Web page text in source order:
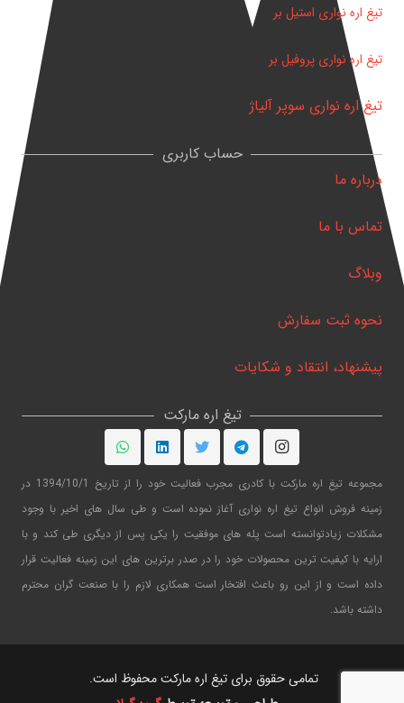
تیغ اره نواری استیل بر
تیغ اره نواری پروفیل بر
تیغ اره نواری سوپر آلیاژ
حساب کاربری
درباره ما
تماس با ما
وبلاگ
نحوه ثبت سفارش
پیشنهاد، انتقاد و شکایات
تیغ اره مارکت
مجموعه تیغ اره مارکت با کادری مجرب فعالیت خود را از تاریخ 1394/10/1 در
زمینه فروش انواع تیغ اره نواری آغاز نموده است و طی سال های اخیر با وجود
مشکلات زیادتوانسته است پله های موفقیت را یکی پس از دیگری طی کند و با
ارایه با کیفیت ترین محصولات خود را در صدر برترین های این زمینه فعالیت قرار
داده است و از این رو باعث افتخار است همکاری لازم را با صنعت گران محترم
داشته باشد.
تمامی حقوق برای تیغ اره مارکت محفوظ است.